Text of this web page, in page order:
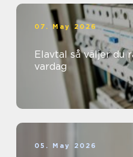
07. May 2026
Elavtal så väljer du rätt avtal för din
vardag
05. May 2026